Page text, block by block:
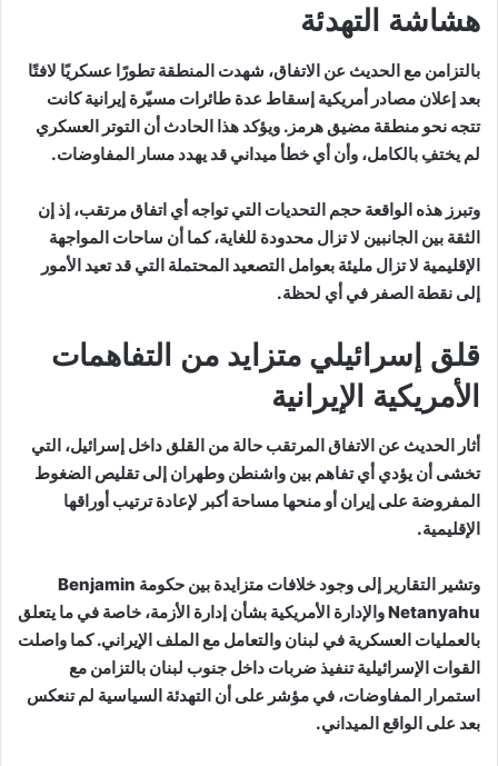
هشاشة التهدئة
بالتزامن مع الحديث عن الاتفاق، شهدت المنطقة تطورًا عسكريًا لافتًا
بعد إعلان مصادر أمريكية إسقاط عدة طائرات مسيّرة إيرانية كانت
تتجه نحو منطقة مضيق هرمز. ويؤكد هذا الحادث أن التوتر العسكري
لم يختفِ بالكامل، وأن أي خطأ ميداني قد يهدد مسار المفاوضات.
وتبرز هذه الواقعة حجم التحديات التي تواجه أي اتفاق مرتقب، إذ إن
الثقة بين الجانبين لا تزال محدودة للغاية، كما أن ساحات المواجهة
الإقليمية لا تزال مليئة بعوامل التصعيد المحتملة التي قد تعيد الأمور
إلى نقطة الصفر في أي لحظة.
قلق إسرائيلي متزايد من التفاهمات
الأمريكية الإيرانية
أثار الحديث عن الاتفاق المرتقب حالة من القلق داخل إسرائيل، التي
تخشى أن يؤدي أي تفاهم بين واشنطن وطهران إلى تقليص الضغوط
المفروضة على إيران أو منحها مساحة أكبر لإعادة ترتيب أوراقها
الإقليمية.
وتشير التقارير إلى وجود خلافات متزايدة بين حكومة Benjamin
Netanyahuوالإدارة الأمريكية بشأن إدارة الأزمة، خاصة في ما يتعلق
بالعمليات العسكرية في لبنان والتعامل مع الملف الإيراني. كما واصلت
القوات الإسرائيلية تنفيذ ضربات داخل جنوب لبنان بالتزامن مع
استمرار المفاوضات، في مؤشر على أن التهدئة السياسية لم تنعكس
بعد على الواقع الميداني.